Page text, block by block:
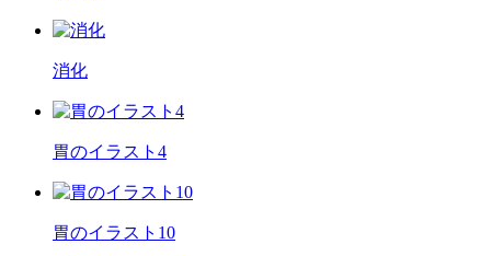
消化
胃のイラスト4
胃のイラスト10